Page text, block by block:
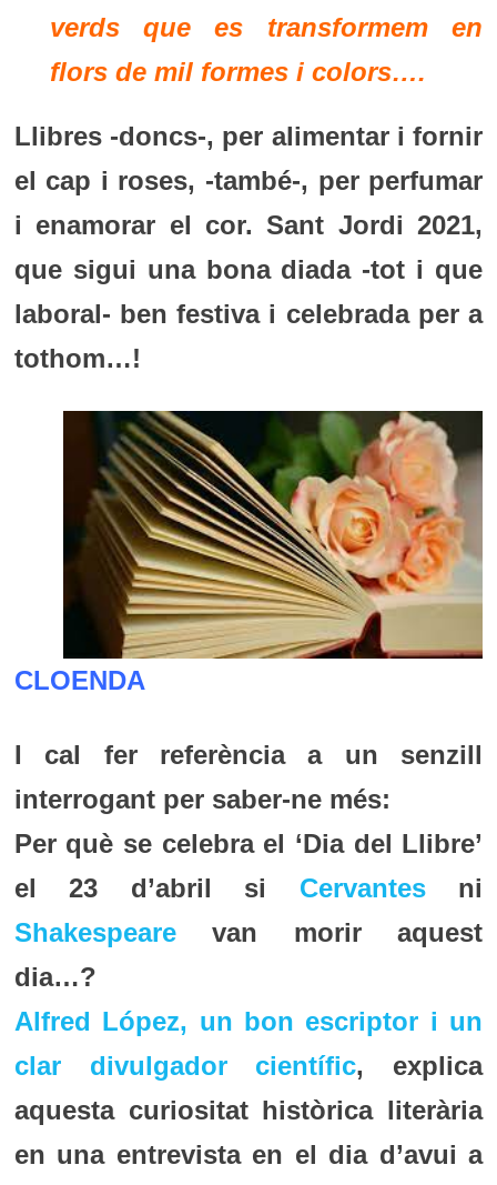
verds que es transformem en
flors de mil formes i colors….
Llibres -doncs-, per alimentar i fornir
el cap i roses, -també-, per perfumar
i enamorar el cor. Sant Jordi 2021,
que sigui una bona diada -tot i que
laboral- ben festiva i celebrada per a
tothom…!
CLOENDA
I cal fer referència a un senzill
interrogant per saber-ne més:
Per què se celebra el ‘Dia del Llibre’
el 23 d’abril si Cervantesni
Shakespearevan morir aquest
dia…?
Alfred López, un bon escriptor i un
clar divulgador científic, explica
aquesta curiositat històrica literària
en una entrevista en el dia d’avui a